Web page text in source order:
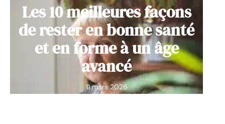
Les 10 meilleures façons
de rester en bonne santé
et en forme à un âge
avancé
11 mars 2026